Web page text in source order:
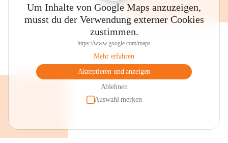
Um Inhalte von Google Maps anzuzeigen,
musst du der Verwendung externer Cookies
zustimmen.
https://www.google.com/maps
Mehr erfahren
Akzeptieren und anzeigen
Ablehnen
Auswahl merken